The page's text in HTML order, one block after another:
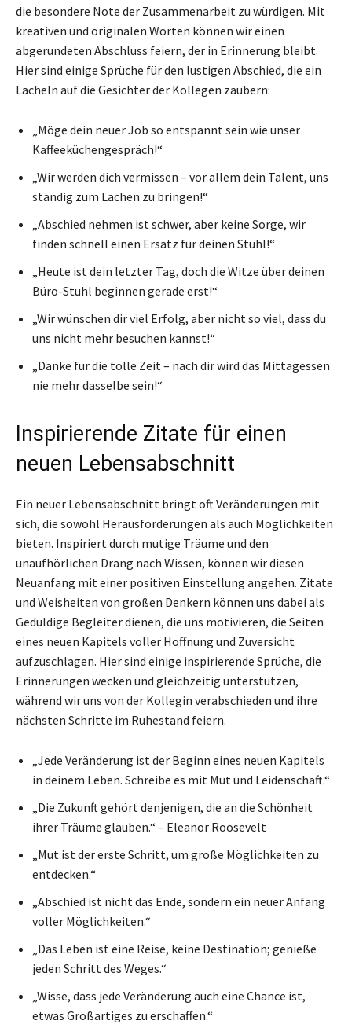
die besondere Note der Zusammenarbeit zu würdigen. Mit
kreativen und originalen Worten können wir einen
abgerundeten Abschluss feiern, der in Erinnerung bleibt.
Hier sind einige Sprüche für den lustigen Abschied, die ein
Lächeln auf die Gesichter der Kollegen zaubern:
„Möge dein neuer Job so entspannt sein wie unser
Kaffeeküchengespräch!“
„Wir werden dich vermissen – vor allem dein Talent, uns
ständig zum Lachen zu bringen!“
„Abschied nehmen ist schwer, aber keine Sorge, wir
finden schnell einen Ersatz für deinen Stuhl!“
„Heute ist dein letzter Tag, doch die Witze über deinen
Büro-Stuhl beginnen gerade erst!“
„Wir wünschen dir viel Erfolg, aber nicht so viel, dass du
uns nicht mehr besuchen kannst!“
„Danke für die tolle Zeit – nach dir wird das Mittagessen
nie mehr dasselbe sein!“
Inspirierende Zitate für einen
neuen Lebensabschnitt
Ein neuer Lebensabschnitt bringt oft Veränderungen mit
sich, die sowohl Herausforderungen als auch Möglichkeiten
bieten. Inspiriert durch mutige Träume und den
unaufhörlichen Drang nach Wissen, können wir diesen
Neuanfang mit einer positiven Einstellung angehen. Zitate
und Weisheiten von großen Denkern können uns dabei als
Geduldige Begleiter dienen, die uns motivieren, die Seiten
eines neuen Kapitels voller Hoffnung und Zuversicht
aufzuschlagen. Hier sind einige inspirierende Sprüche, die
Erinnerungen wecken und gleichzeitig unterstützen,
während wir uns von der Kollegin verabschieden und ihre
nächsten Schritte im Ruhestand feiern.
„Jede Veränderung ist der Beginn eines neuen Kapitels
in deinem Leben. Schreibe es mit Mut und Leidenschaft.“
„Die Zukunft gehört denjenigen, die an die Schönheit
ihrer Träume glauben.“ – Eleanor Roosevelt
„Mut ist der erste Schritt, um große Möglichkeiten zu
entdecken.“
„Abschied ist nicht das Ende, sondern ein neuer Anfang
voller Möglichkeiten.“
„Das Leben ist eine Reise, keine Destination; genieße
jeden Schritt des Weges.“
„Wisse, dass jede Veränderung auch eine Chance ist,
etwas Großartiges zu erschaffen.“